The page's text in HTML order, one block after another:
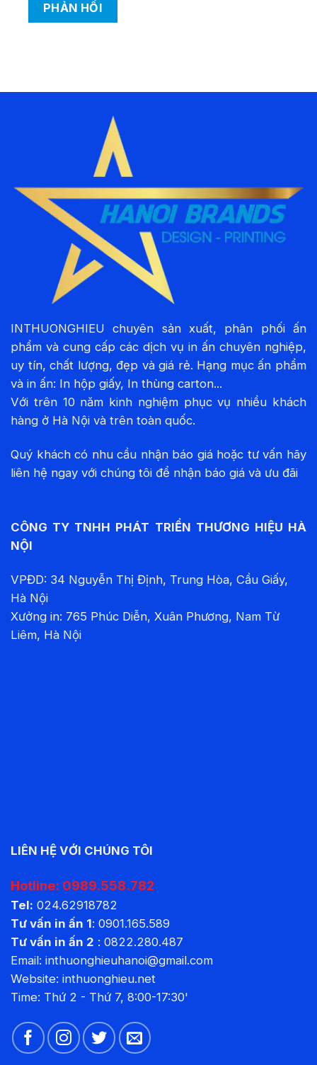
INTHUONGHIEU chuyên sản xuất, phân phối ấn
phẩm và cung cấp các dịch vụ in ấn chuyên nghiệp,
uy tín, chất lượng, đẹp và giá rẻ. Hạng mục ấn phẩm
và in ấn: In hộp giấy, In thùng carton...
Với trên 10 năm kinh nghiệm phục vụ nhiều khách
hàng ở Hà Nội và trên toàn quốc.
Quý khách có nhu cầu nhận báo giá hoặc tư vấn hãy
liên hệ ngay với chúng tôi để nhận báo giá và ưu đãi
CÔNG TY TNHH PHÁT TRIỂN THƯƠNG HIỆU HÀ
NỘI
VPĐD: 34 Nguyễn Thị Định, Trung Hòa, Cầu Giấy,
Hà Nội
Xưởng in: 765 Phúc Diễn, Xuân Phương, Nam Từ
Liêm, Hà Nội
LIÊN HỆ VỚI CHÚNG TÔI
Hotline: 0989.558.782
Tel: 024.62918782
Tư vấn in ấn 1: 0901.165.589
Tư vấn in ấn 2 : 0822.280.487
Email: inthuonghieuhanoi@gmail.com
Website: inthuonghieu.net
Time: Thứ 2 - Thứ 7, 8:00-17:30'